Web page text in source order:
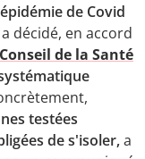
de Covid
décidé, en accord
de la Santé
testées
de s'isoler,a